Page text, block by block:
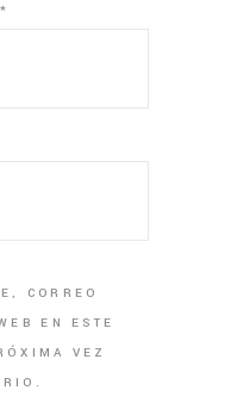
*
CORREO
EN ESTE
VEZ